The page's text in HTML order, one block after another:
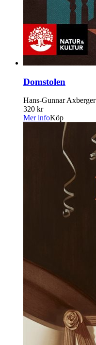
Domstolen
Hans-Gunnar Axberger
320 kr
Mer infoKöp